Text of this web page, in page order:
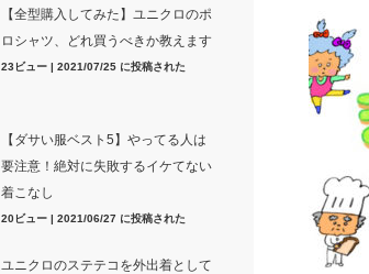
【全型購入してみた】ユニクロのポ
ロシャツ、どれ買うべきか教えます
23ビュー| 2021/07/25 に投稿された
【ダサい服ベスト5】やってる人は
要注意！絶対に失敗するイケてない
着こなし
20ビュー| 2021/06/27 に投稿された
ユニクロのステテコを外出着として